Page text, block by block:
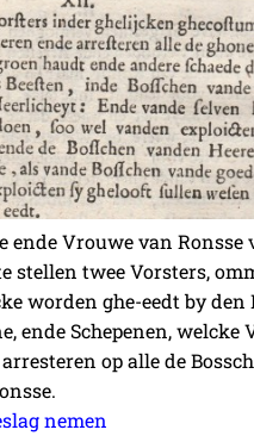
ende Vrouwe van
stellen twee Vorsters,
worden ghe-eedt by
ende Schepenen,
op alle de
nemen